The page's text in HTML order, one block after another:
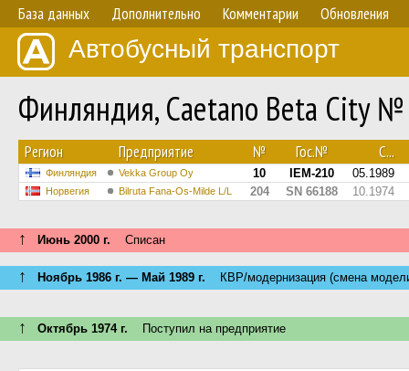
База данных Дополнительно Комментарии Обновления
Автобусный транспорт
Финляндия, Caetano Beta City
Регион Предприятие № Гос.№ С...
Финляндия Vekka Group Oy 10 IEM-210 05.1989
Норвегия Bilruta Fana-Os-Milde L/L 204 SN 66188 10.1974
↑ Июнь 2000 г. Списан
↑ Ноябрь 1986 г. — Май 1989 г. КВР/модернизация (смена
↑ Октябрь 1974 г. Поступил на предприятие